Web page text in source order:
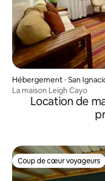
Hébergement ⋅ San
La maison Leigh Cayo
Location de
Coup de cœur voyageurs
Coup de cœur voyageurs